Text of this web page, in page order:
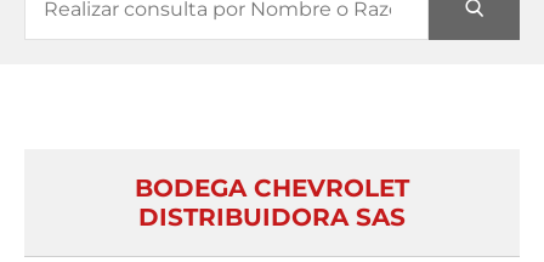
BODEGA CHEVROLET
DISTRIBUIDORA SAS